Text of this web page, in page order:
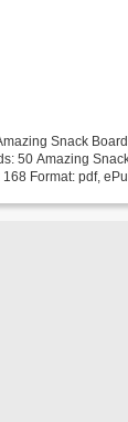
Snack
50 Amazing
Format: pdf,